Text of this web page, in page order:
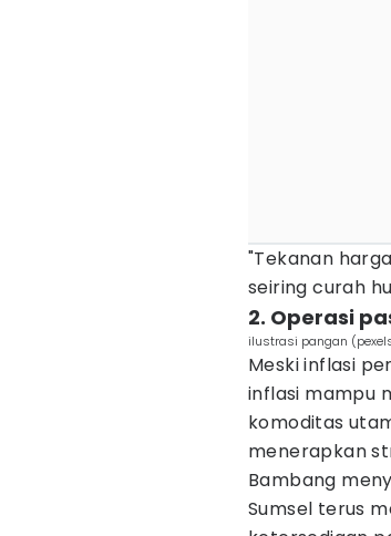
"Tekanan
seiring curah
2. Operasi
ilustrasi pangan
Meski inflasi
inflasi mampu
komoditas
menerapkan
Bambang
Sumsel terus